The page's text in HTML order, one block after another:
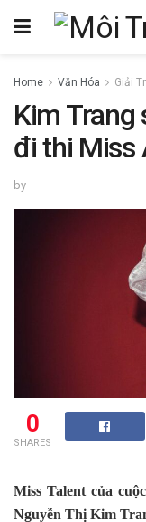
Home Văn Hóa Giải
Kim Trang
đi thi Miss
by
0
SHARES
Miss Talent của
Nguyễn Thị Kim